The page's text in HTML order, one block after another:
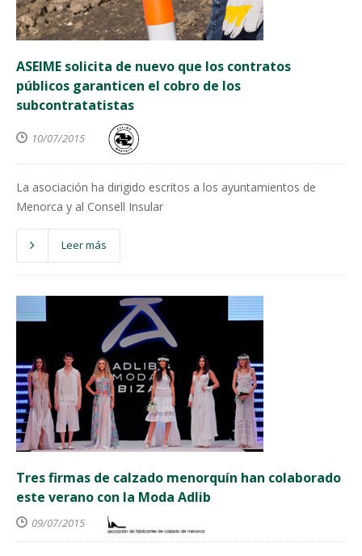
ASEIME solicita de nuevo que los contratos
públicos garanticen el cobro de los
subcontratatistas
10/07/2015
La asociación ha dirigido escritos a los ayuntamientos de
Menorca y al Consell Insular
Leer más
Tres firmas de calzado menorquín han colaborado
este verano con la Moda Adlib
09/07/2015